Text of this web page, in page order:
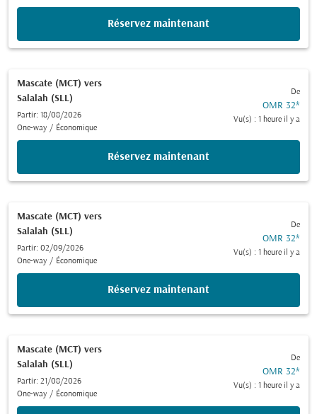
Réservez maintenant
Mascate (MCT) vers
Salalah (SLL)
Partir: 18/08/2026
One-way / Économique
De
OMR 32*
Vu(s) : 1 heure il y a
Réservez maintenant
Mascate (MCT) vers
Salalah (SLL)
Partir: 02/09/2026
One-way / Économique
De
OMR 32*
Vu(s) : 1 heure il y a
Réservez maintenant
Mascate (MCT) vers
Salalah (SLL)
Partir: 21/08/2026
One-way / Économique
De
OMR 32*
Vu(s) : 1 heure il y a